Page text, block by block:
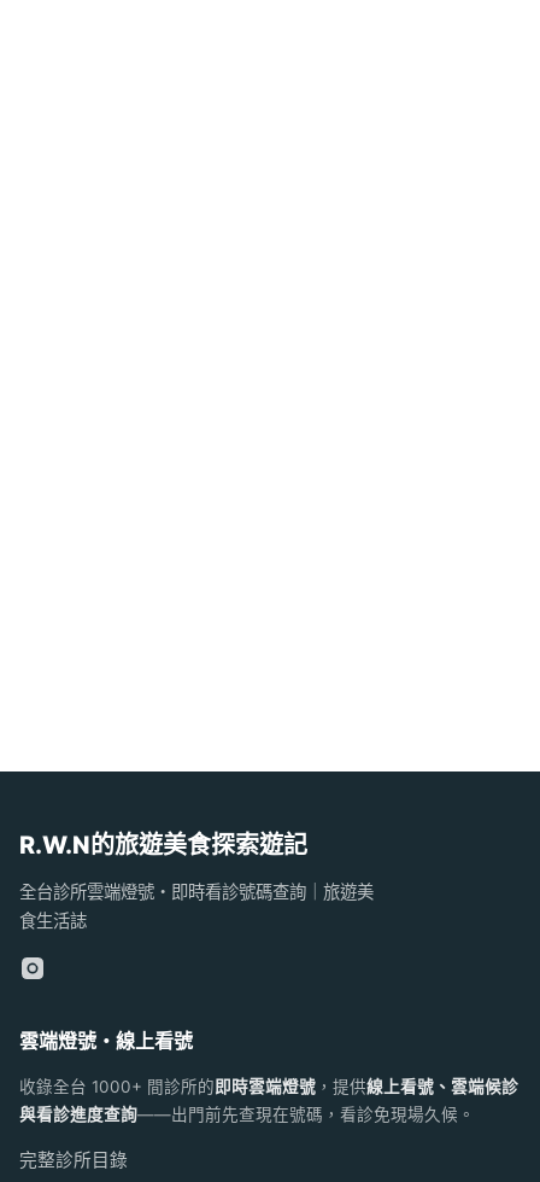
R.W.N的旅遊美食探索遊記
全台診所雲端燈號・即時看診號碼查詢｜旅遊美
食生活誌
雲端燈號・線上看號
收錄全台 1000+ 間診所的即時雲端燈號 ，提供線上看號、雲端候診
與看診進度查詢——出門前先查現在號碼，看診免現場久候。
完整診所目錄